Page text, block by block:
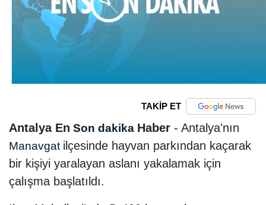
TAKİP ET
Antalya En Son dakika Haber - Antalya'nın
Manavgat ilçesinde hayvan parkından kaçarak
bir kişiyi yaralayan aslanı yakalamak için
çalışma başlatıldı.